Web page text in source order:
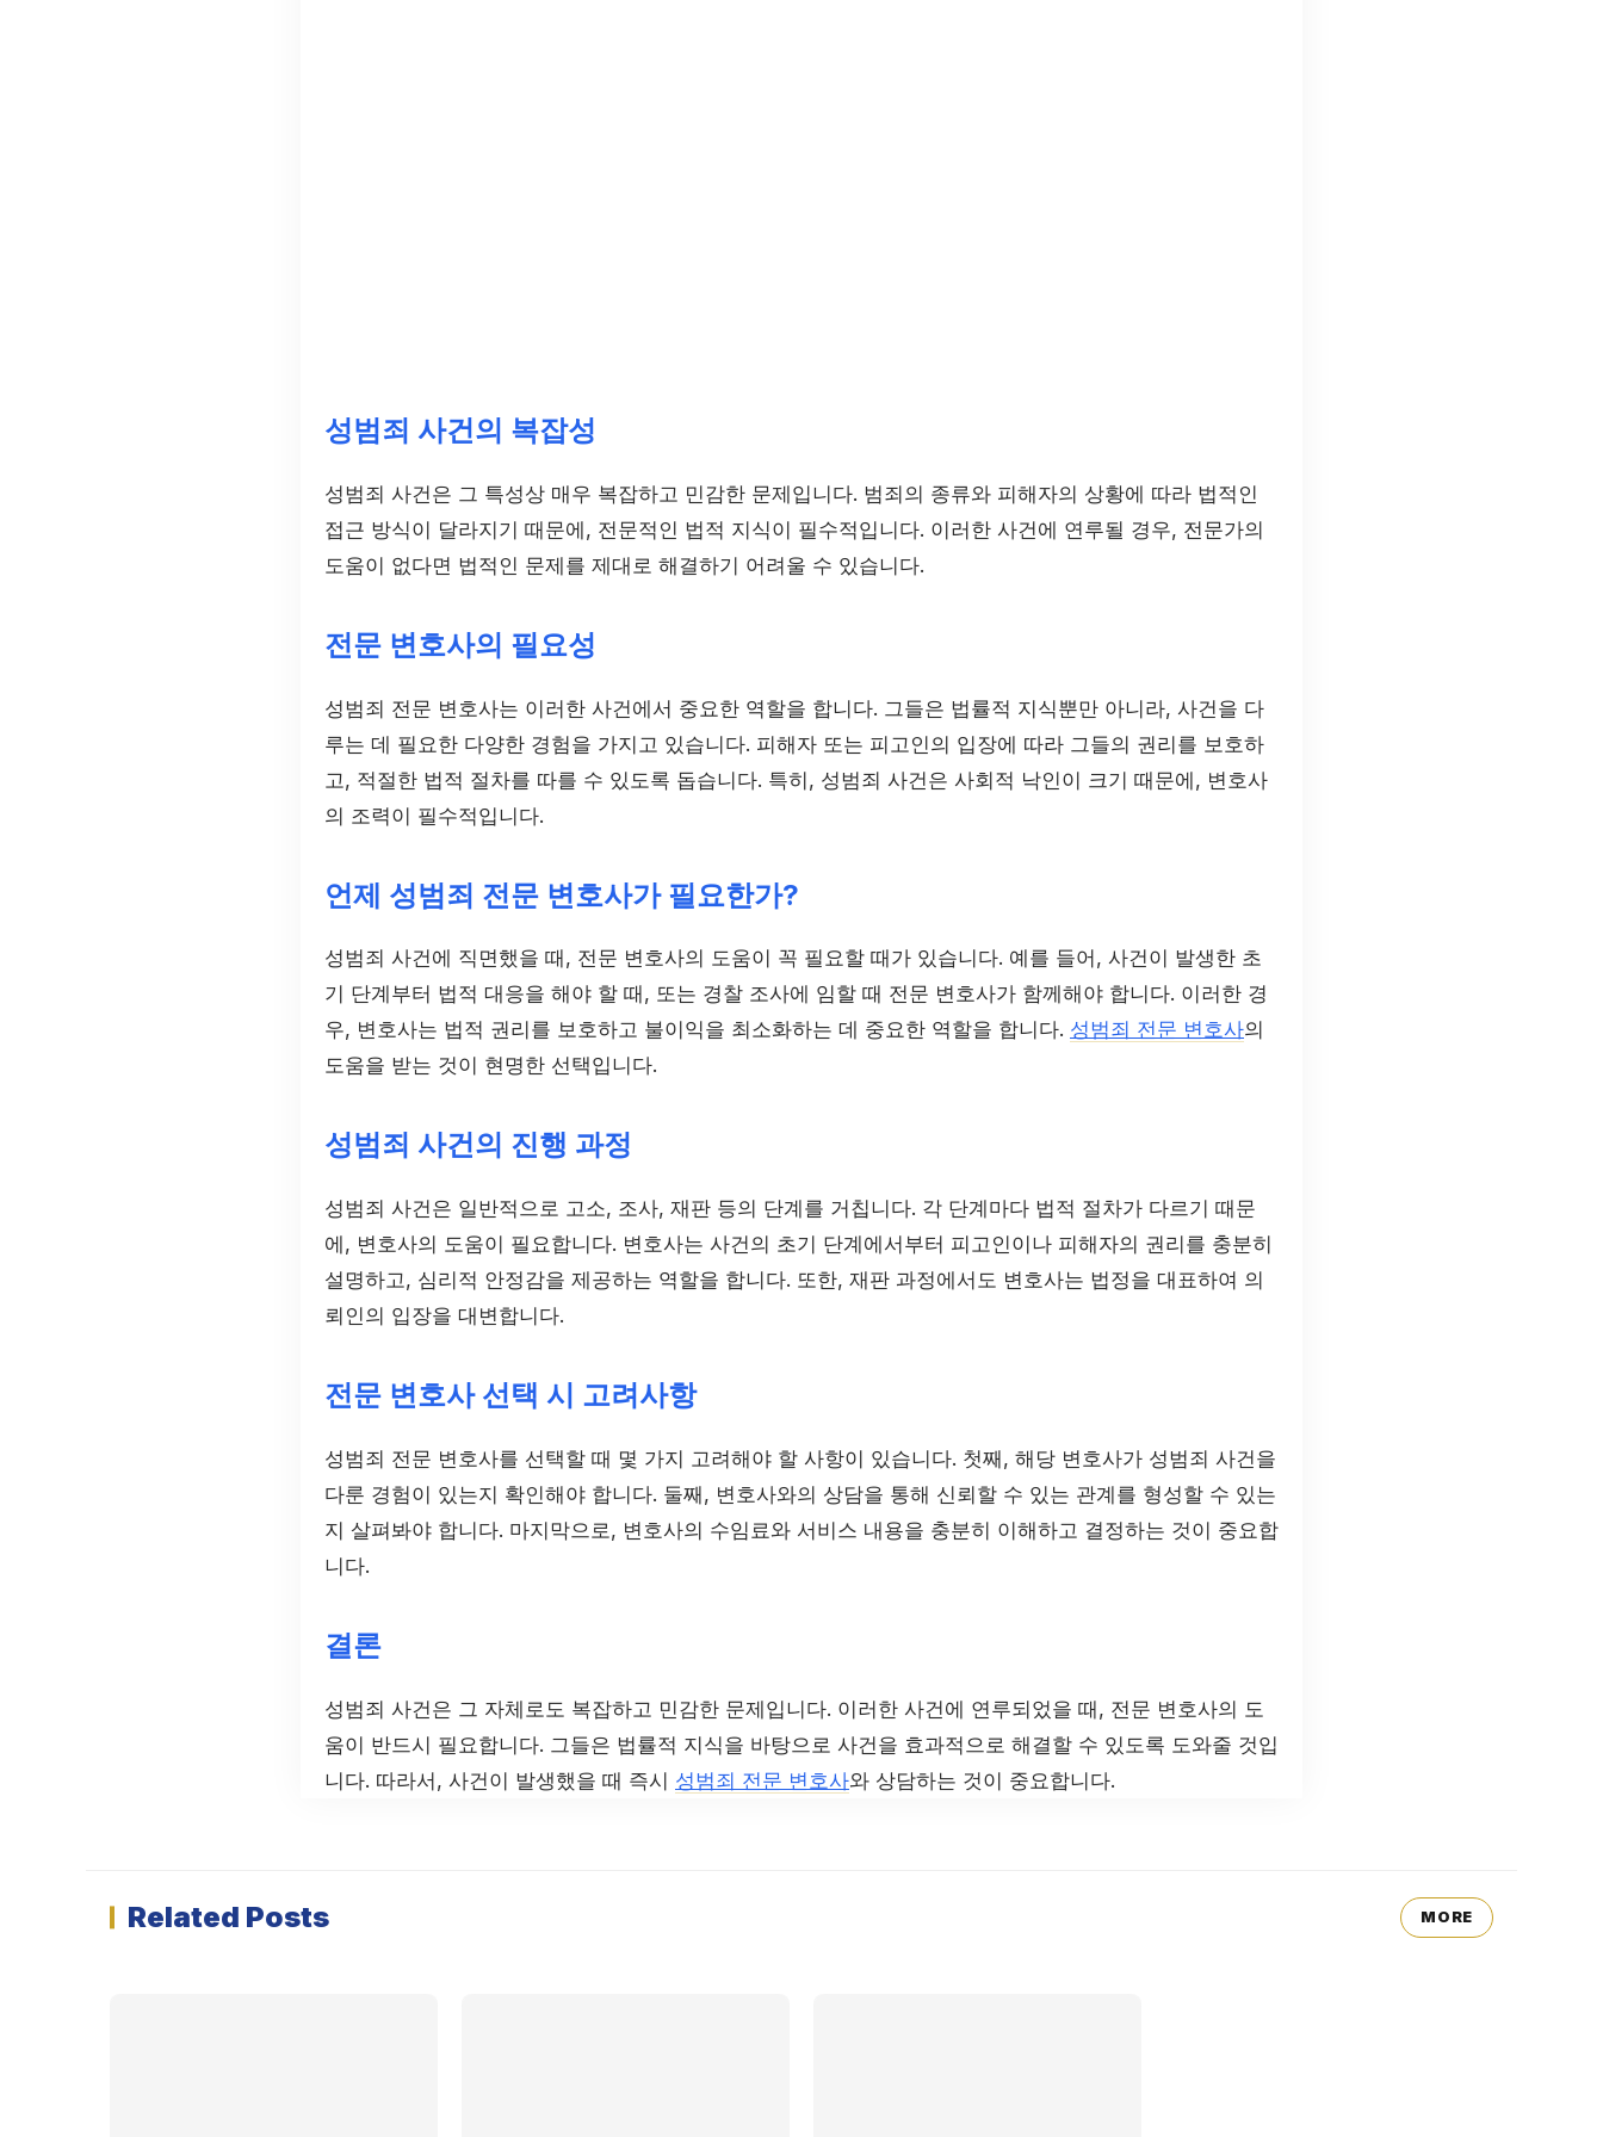
성범죄 사건의 복잡성
성범죄 사건은 그 특성상 매우 복잡하고 민감한 문제입니다. 범죄의 종류와 피해자의 상황에 따라 법적인
접근 방식이 달라지기 때문에, 전문적인 법적 지식이 필수적입니다. 이러한 사건에 연루될 경우, 전문가의
도움이 없다면 법적인 문제를 제대로 해결하기 어려울 수 있습니다.
전문 변호사의 필요성
성범죄 전문 변호사는 이러한 사건에서 중요한 역할을 합니다. 그들은 법률적 지식뿐만 아니라, 사건을 다
루는 데 필요한 다양한 경험을 가지고 있습니다. 피해자 또는 피고인의 입장에 따라 그들의 권리를 보호하
고, 적절한 법적 절차를 따를 수 있도록 돕습니다. 특히, 성범죄 사건은 사회적 낙인이 크기 때문에, 변호사
의 조력이 필수적입니다.
언제 성범죄 전문 변호사가 필요한가?
성범죄 사건에 직면했을 때, 전문 변호사의 도움이 꼭 필요할 때가 있습니다. 예를 들어, 사건이 발생한 초
기 단계부터 법적 대응을 해야 할 때, 또는 경찰 조사에 임할 때 전문 변호사가 함께해야 합니다. 이러한 경
우, 변호사는 법적 권리를 보호하고 불이익을 최소화하는 데 중요한 역할을 합니다. 성범죄 전문 변호사의
도움을 받는 것이 현명한 선택입니다.
성범죄 사건의 진행 과정
성범죄 사건은 일반적으로 고소, 조사, 재판 등의 단계를 거칩니다. 각 단계마다 법적 절차가 다르기 때문
에, 변호사의 도움이 필요합니다. 변호사는 사건의 초기 단계에서부터 피고인이나 피해자의 권리를 충분히
설명하고, 심리적 안정감을 제공하는 역할을 합니다. 또한, 재판 과정에서도 변호사는 법정을 대표하여 의
뢰인의 입장을 대변합니다.
전문 변호사 선택 시 고려사항
성범죄 전문 변호사를 선택할 때 몇 가지 고려해야 할 사항이 있습니다. 첫째, 해당 변호사가 성범죄 사건을
다룬 경험이 있는지 확인해야 합니다. 둘째, 변호사와의 상담을 통해 신뢰할 수 있는 관계를 형성할 수 있는
지 살펴봐야 합니다. 마지막으로, 변호사의 수임료와 서비스 내용을 충분히 이해하고 결정하는 것이 중요합
니다.
결론
성범죄 사건은 그 자체로도 복잡하고 민감한 문제입니다. 이러한 사건에 연루되었을 때, 전문 변호사의 도
움이 반드시 필요합니다. 그들은 법률적 지식을 바탕으로 사건을 효과적으로 해결할 수 있도록 도와줄 것입
니다. 따라서, 사건이 발생했을 때 즉시 성범죄 전문 변호사와 상담하는 것이 중요합니다.
Related Posts MORE